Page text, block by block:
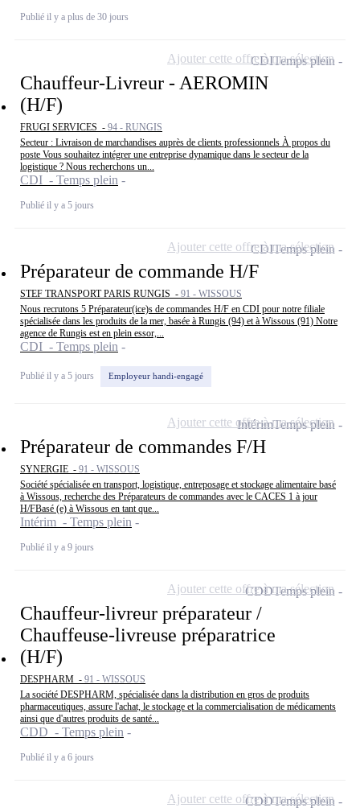
Publié il y a plus de 30 jours
Chauffeur-Livreur - AEROMIN
(H/F)
FRUGI SERVICES - 94 - RUNGIS
Secteur : Livraison de marchandises auprès de clients professionnels À propos du
poste Vous souhaitez intégrer une entreprise dynamique dans le secteur de la
logistique ? Nous recherchons un...
CDI - Temps plein
Publié il y a 5 jours
CDITemps plein
Ajouter cette offre à ma sélection
Préparateur de commande H/F
STEF TRANSPORT PARIS RUNGIS - 91 - WISSOUS
Nous recrutons 5 Préparateur(ice)s de commandes H/F en CDI pour notre filiale
spécialisée dans les produits de la mer, basée à Rungis (94) et à Wissous (91) Notre
agence de Rungis est en plein essor,...
CDI - Temps plein
Publié il y a 5 jours Employeur handi-engagé
CDITemps plein
Ajouter cette offre à ma sélection
Préparateur de commandes F/H
SYNERGIE - 91 - WISSOUS
Société spécialisée en transport, logistique, entreposage et stockage alimentaire basé
à Wissous, recherche des Préparateurs de commandes avec le CACES 1 à jour
H/FBasé (e) à Wissous en tant que...
Intérim - Temps plein
Publié il y a 9 jours
IntérimTemps plein
Ajouter cette offre à ma sélection
Chauffeur-livreur préparateur /
Chauffeuse-livreuse préparatrice
(H/F)
DESPHARM - 91 - WISSOUS
La société DESPHARM, spécialisée dans la distribution en gros de produits
pharmaceutiques, assure l'achat, le stockage et la commercialisation de médicaments
ainsi que d'autres produits de santé...
CDD - Temps plein
Publié il y a 6 jours
CDDTemps plein
Ajouter cette offre à ma sélection
CDDTemps plein
Ajouter cette offre à ma sélection